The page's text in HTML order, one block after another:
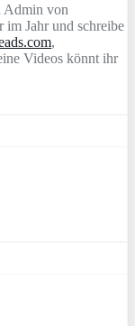
Admin von
im Jahr und schreibe
,
Videos könnt ihr